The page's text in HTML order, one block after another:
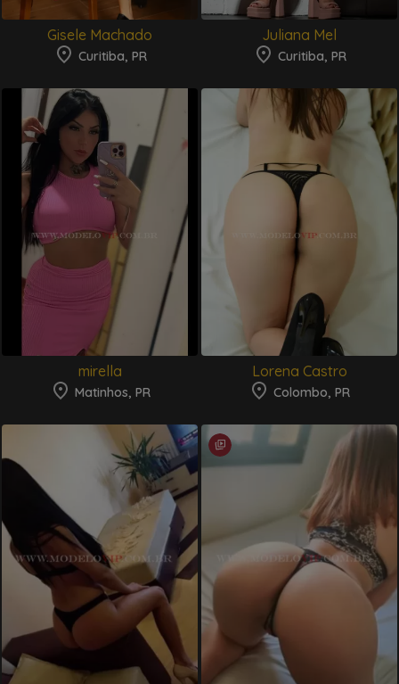
Gisele Machado
Curitiba, PR
Juliana Mel
Curitiba, PR
mirella
Matinhos, PR
Lorena Castro
Colombo, PR